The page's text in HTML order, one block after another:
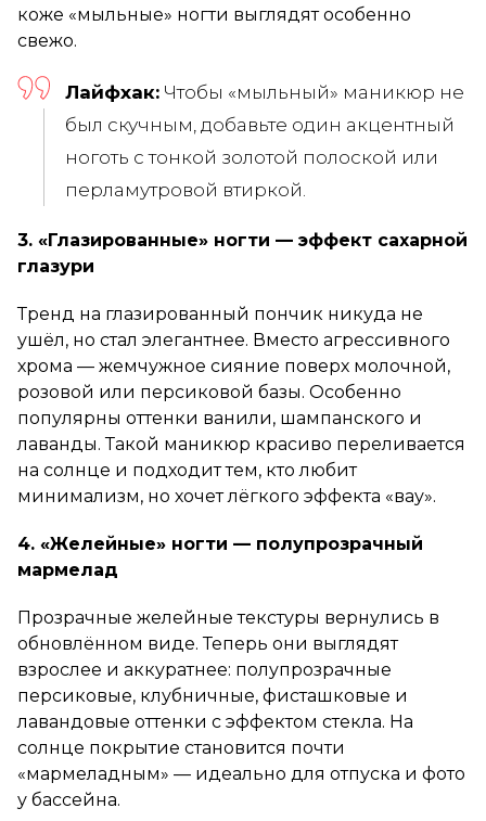
коже «мыльные» ногти выглядят особенно
свежо.
Лайфхак: Чтобы «мыльный» маникюр не
был скучным, добавьте один акцентный
ноготь с тонкой золотой полоской или
перламутровой втиркой.
3. «Глазированные» ногти — эффект сахарной
глазури
Тренд на глазированный пончик никуда не
ушёл, но стал элегантнее. Вместо агрессивного
хрома — жемчужное сияние поверх молочной,
розовой или персиковой базы. Особенно
популярны оттенки ванили, шампанского и
лаванды. Такой маникюр красиво переливается
на солнце и подходит тем, кто любит
минимализм, но хочет лёгкого эффекта «вау».
4. «Желейные» ногти — полупрозрачный
мармелад
Прозрачные желейные текстуры вернулись в
обновлённом виде. Теперь они выглядят
взрослее и аккуратнее: полупрозрачные
персиковые, клубничные, фисташковые и
лавандовые оттенки с эффектом стекла. На
солнце покрытие становится почти
«мармеладным» — идеально для отпуска и фото
у бассейна.